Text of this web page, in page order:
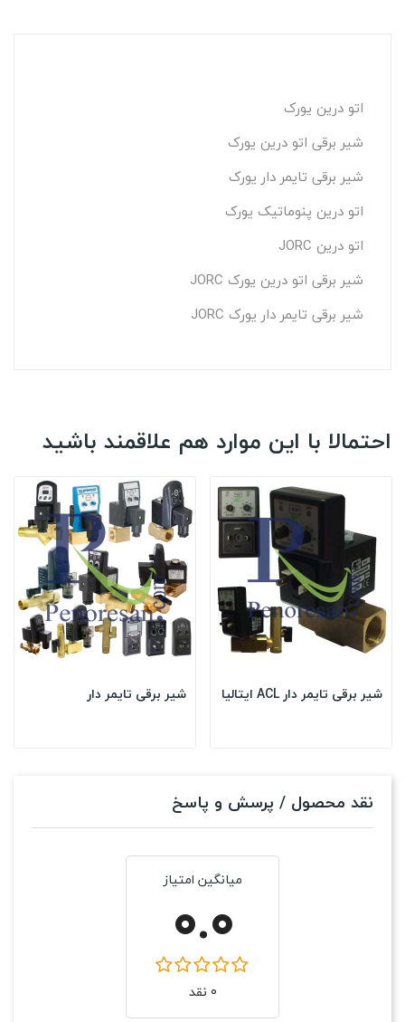
اتو درین یورک
شیر برقی اتو درین یورک
شیر برقی تایمر دار یورک
اتو درین پنوماتیک یورک
اتو درین JORC
شیر برقی اتو درین یورک JORC
شیر برقی تایمر دار یورک JORC
احتمالا با این موارد هم علاقمند باشید
شیر برقی تایمر دار شیر برقی تایمر دار ACL ایتالیا
نقد محصول / پرسش و پاسخ
میانگین امتیاز
0.0
0 نقد